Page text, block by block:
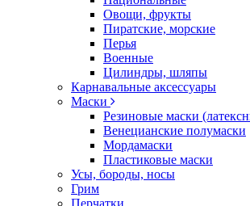
Овощи, фрукты
Пиратские, морские
Перья
Военные
Цилиндры, шляпы
Карнавальные аксессуары
Маски
Резиновые маски
Венецианские полумаски
Мордамаски
Пластиковые маски
Усы, бороды, носы
Грим
Перчатки